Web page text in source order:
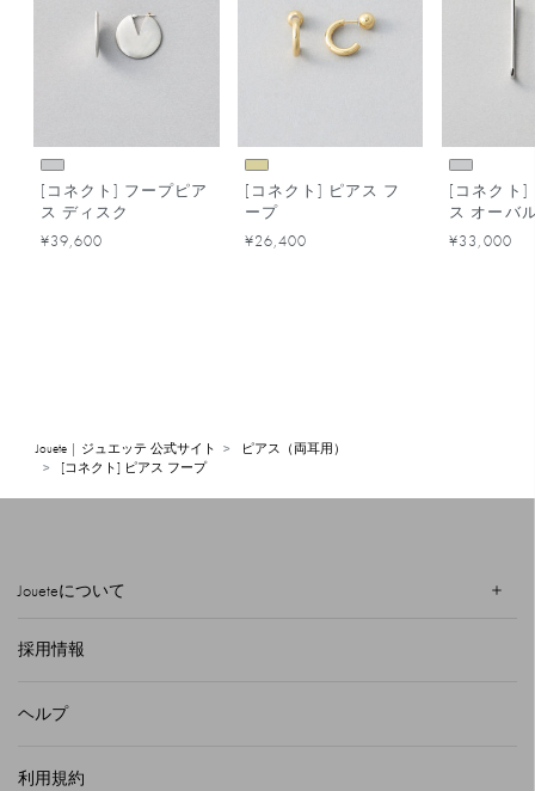
[コネクト] フープピア
ス ディスク
¥39,600
[コネクト] ピアス フ
ープ
¥26,400
[コネクト]
ス オーバ
¥33,000
Jouete | ジュエッテ 公式サイト
ピアス（両耳用）
[コネクト] ピアス フープ
Joueteについて
採用情報
ヘルプ
利用規約